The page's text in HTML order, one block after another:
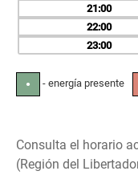
21
22
23
● - energía presente
Consulta el horario
(Región del